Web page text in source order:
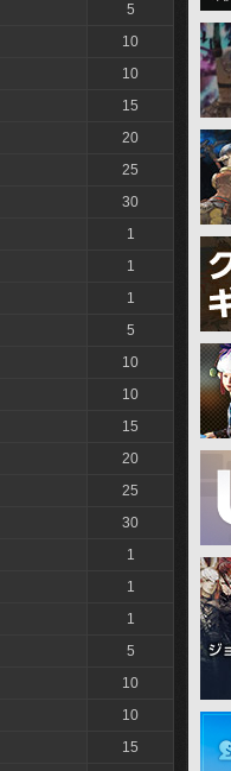
5
10
10
15
20
25
30
1
1
1
5
10
10
15
20
25
30
1
1
1
5
10
10
15